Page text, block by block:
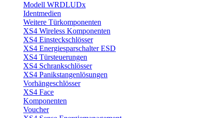
Modell WRDLUDx
Identmedien
Weitere Türkomponenten
XS4 Wireless Komponenten
XS4 Einsteckschlösser
XS4 Energiesparschalter ESD
XS4 Türsteuerungen
XS4 Schrankschlösser
XS4 Panikstangenlösungen
Vorhängeschlösser
XS4 Face
Komponenten
Voucher